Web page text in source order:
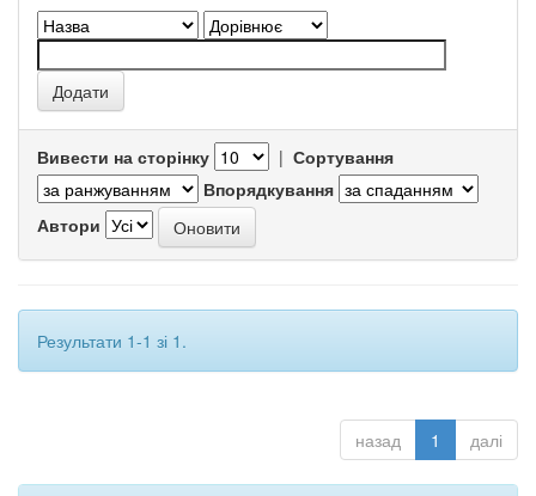
Вивести на сторінку | Сортування
Впорядкування
Автори
Результати 1-1 зі 1.
назад 1 далі